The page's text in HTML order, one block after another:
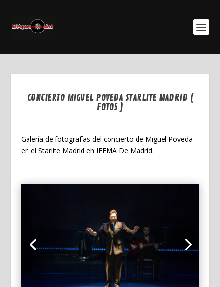
CONCIERTO MIGUEL POVEDA STARLITE MADRID (
FOTOS )
Galería de fotografías del concierto de Miguel Poveda
en el Starlite Madrid en IFEMA De Madrid.